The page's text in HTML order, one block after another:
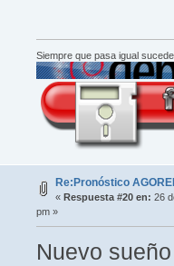
Siempre que pasa igual
Re:Pronóstico
« Respuesta #20 en: 26
pm »
Nuevo